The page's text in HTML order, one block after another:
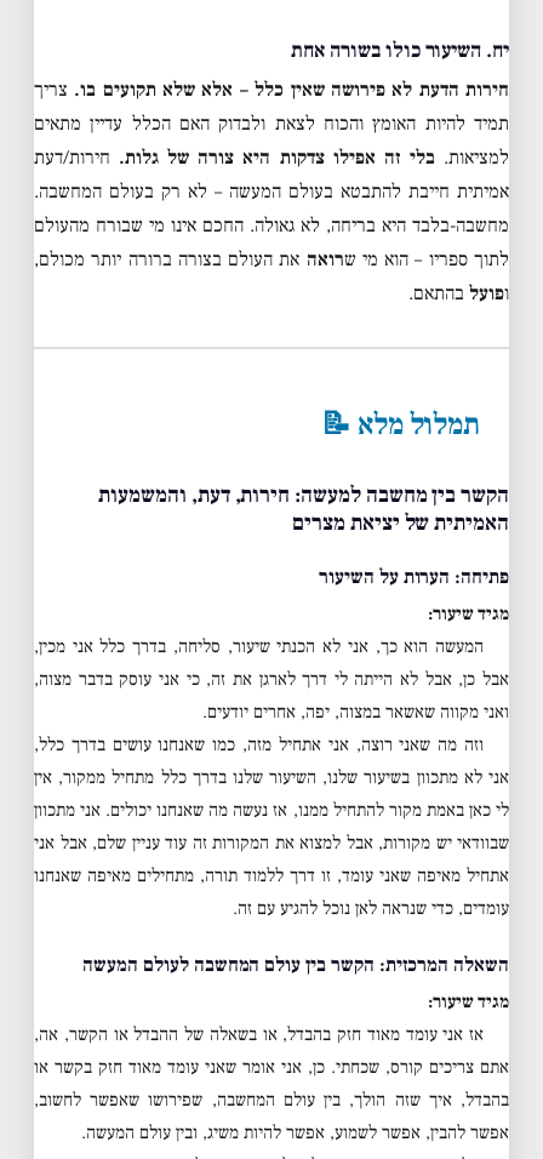
יח. השיעור כולו בשורה אחת
חירות הדעת לא פירושה שאין כלל – אלא שלא תקועים בו. צריך
תמיד להיות האומץ והכוח לצאת ולבדוק האם הכלל עדיין מתאים
למציאות.בלי זה אפילו צדקות היא צורה של גלות. חירות/דעת
אמיתית חייבת להתבטא בעולם המעשה – לא רק בעולם המחשבה.
מחשבה-בלבד היא בריחה, לא גאולה. החכם אינו מי שבורח מהעולם
לתוך ספריו – הוא מי שרואה את העולם בצורה ברורה יותר מכולם,
ופועל בהתאם.
תמלול מלא 📝
הקשר בין מחשבה למעשה: חירות, דעת, והמשמעות
האמיתית של יציאת מצרים
פתיחה: הערות על השיעור
מגיד שיעור:
המעשה הוא כך, אני לא הכנתי שיעור, סליחה, בדרך כלל אני מכין,
אבל כן, אבל לא הייתה לי דרך לארגן את זה, כי אני עוסק בדבר מצוה,
ואני מקווה שאשאר במצוה, יפה, אחרים יודעים.
וזה מה שאני רוצה, אני אתחיל מזה, כמו שאנחנו עושים בדרך כלל,
אני לא מתכוון בשיעור שלנו, השיעור שלנו בדרך כלל מתחיל ממקור, אין
לי כאן באמת מקור להתחיל ממנו, אז נעשה מה שאנחנו יכולים. אני מתכוון
שבוודאי יש מקורות, אבל למצוא את המקורות זה עוד עניין שלם, אבל אני
אתחיל מאיפה שאני עומד, זו דרך ללמוד תורה, מתחילים מאיפה שאנחנו
עומדים, כדי שנראה לאן נוכל להגיע עם זה.
השאלה המרכזית: הקשר בין עולם המחשבה לעולם המעשה
מגיד שיעור:
אז אני עומד מאוד חזק בהבדל, או בשאלה של ההבדל או הקשר, אה,
אתם צריכים קורס, שכחתי. כן, אני אומר שאני עומד מאוד חזק בקשר או
בהבדל, איך שזה הולך, בין עולם המחשבה, שפירושו שאפשר לחשוב,
אפשר להבין, אפשר לשמוע, אפשר להיות משיג, ובין עולם המעשה.